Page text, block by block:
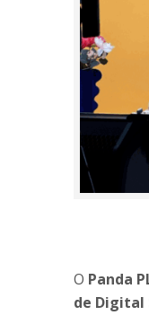
O Panda
de